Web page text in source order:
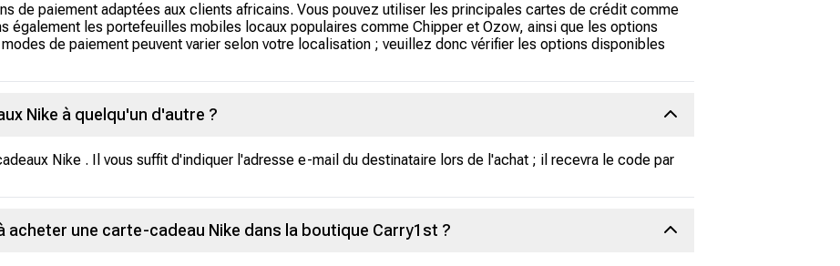
de paiement adaptées aux clients africains. Vous pouvez utiliser les principales cartes de crédit comme
également les portefeuilles mobiles locaux populaires comme Chipper et Ozow, ainsi que les options
de paiement peuvent varier selon votre localisation ; veuillez donc vérifier les options disponibles
Nike à quelqu'un d'autre ?
Nike . Il vous suffit d'indiquer l'adresse e-mail du destinataire lors de l'achat ; il recevra le code par
acheter une carte-cadeau Nike dans la boutique Carry1st ?